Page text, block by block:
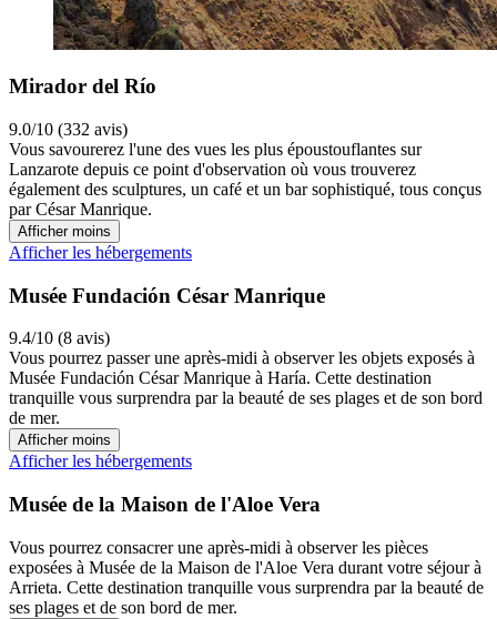
Mirador del Río
9.0/10 (332 avis)
Vous savourerez l'une des vues les plus époustouflantes sur
Lanzarote depuis ce point d'observation où vous trouverez
également des sculptures, un café et un bar sophistiqué, tous conçus
par César Manrique.
Afficher moins
Afficher les hébergements
Musée Fundación César Manrique
9.4/10 (8 avis)
Vous pourrez passer une après-midi à observer les objets exposés à
Musée Fundación César Manrique à Haría. Cette destination
tranquille vous surprendra par la beauté de ses plages et de son bord
de mer.
Afficher moins
Afficher les hébergements
Musée de la Maison de l'Aloe Vera
Vous pourrez consacrer une après-midi à observer les pièces
exposées à Musée de la Maison de l'Aloe Vera durant votre séjour à
Arrieta. Cette destination tranquille vous surprendra par la beauté de
ses plages et de son bord de mer.